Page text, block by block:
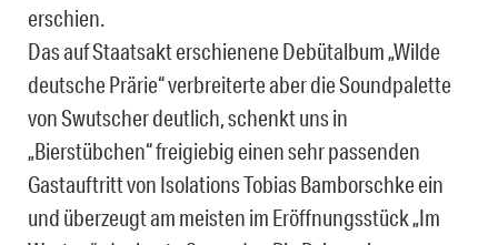
erschien.
Das auf Staatsakt erschienene Debütalbum „Wilde
deutsche Prärie“ verbreiterte aber die Soundpalette
von Swutscher deutlich, schenkt uns in
„Bierstübchen“ freigiebig einen sehr passenden
Gastauftritt von Isolations Tobias Bamborschke ein
und überzeugt am meisten im Eröffnungsstück „Im